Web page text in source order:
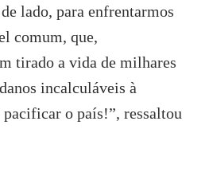
lado, para enfrentarmos
comum, que,
tirado a vida de milhares
incalculáveis à
o país!”, ressaltou